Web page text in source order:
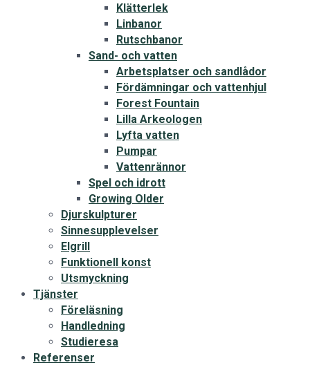
Klätterlek
Linbanor
Rutschbanor
Sand- och vatten
Arbetsplatser och sandlådor
Fördämningar och vattenhjul
Forest Fountain
Lilla Arkeologen
Lyfta vatten
Pumpar
Vattenrännor
Spel och idrott
Growing Older
Djurskulpturer
Sinnesupplevelser
Elgrill
Funktionell konst
Utsmyckning
Tjänster
Föreläsning
Handledning
Studieresa
Referenser